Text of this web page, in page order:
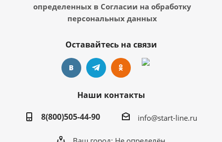
определенных в Согласии на обработку
персональных данных
Оставайтесь на связи
Наши контакты
8(800)505-44-90
info@start-line.ru